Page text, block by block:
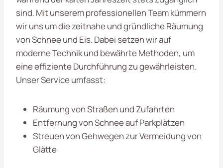
sind. Mit unserem professionellen Team kümmern
wir uns um die zeitnahe und gründliche Räumung
von Schnee und Eis. Dabei setzen wir auf
moderne Technik und bewährte Methoden, um
eine effiziente Durchführung zu gewährleisten.
Unser Service umfasst:
Räumung von Straßen und Zufahrten
Entfernung von Schnee auf Parkplätzen
Streuen von Gehwegen zur Vermeidung von
Glätte